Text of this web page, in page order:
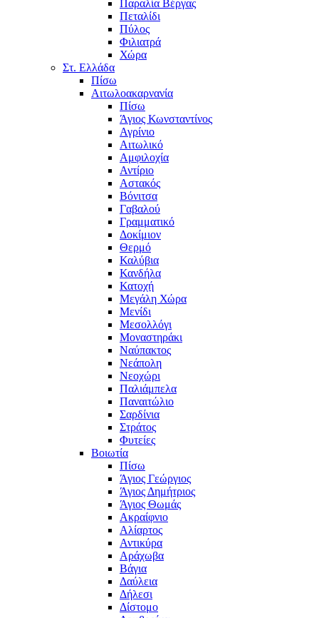
Παραλία Βέργας
Πεταλίδι
Πύλος
Φιλιατρά
Χώρα
Στ. Ελλάδα
Πίσω
Αιτωλοακαρνανία
Πίσω
Άγιος Κωνσταντίνος
Αγρίνιο
Αιτωλικό
Αμφιλοχία
Αντίριο
Αστακός
Βόνιτσα
Γαβαλού
Γραμματικό
Δοκίμιον
Θερμό
Καλύβια
Κανδήλα
Κατοχή
Μεγάλη Χώρα
Μενίδι
Μεσολλόγι
Μοναστηράκι
Ναύπακτος
Νεάπολη
Νεοχώρι
Παλιάμπελα
Παναιτώλιο
Σαρδίνια
Στράτος
Φυτείες
Βοιωτία
Πίσω
Άγιος Γεώργιος
Άγιος Δημήτριος
Άγιος Θωμάς
Ακραίφνιο
Αλίαρτος
Αντικύρα
Αράχωβα
Βάγια
Δαύλεια
Δήλεσι
Δίστομο